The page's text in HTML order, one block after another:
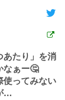
あたり」を消
なぁー🤔
使ってみない
…